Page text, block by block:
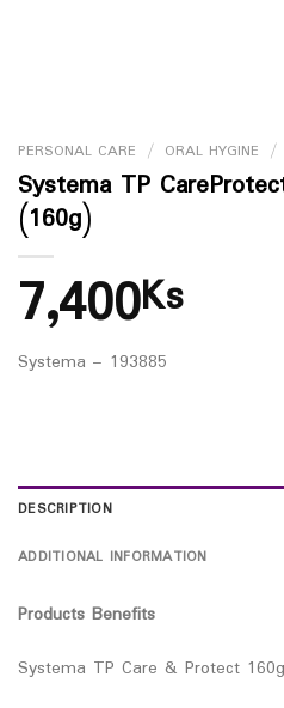
PERSONAL CARE / ORAL HYGINE /
Systema TP
(160g)
7,400Ks
Systema – 193885
DESCRIPTION
ADDITIONAL INFORMATION
Products Benefits
Systema TP Care & Protect